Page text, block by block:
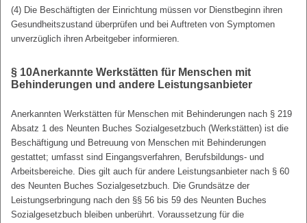
(4) Die Beschäftigten der Einrichtung müssen vor Dienstbeginn ihren
Gesundheitszustand überprüfen und bei Auftreten von Symptomen
unverzüglich ihren Arbeitgeber informieren.
§ 10Anerkannte Werkstätten für Menschen mit
Behinderungen und andere Leistungsanbieter
Anerkannten Werkstätten für Menschen mit Behinderungen nach § 219
Absatz 1 des Neunten Buches Sozialgesetzbuch (Werkstätten) ist die
Beschäftigung und Betreuung von Menschen mit Behinderungen
gestattet; umfasst sind Eingangsverfahren, Berufsbildungs- und
Arbeitsbereiche. Dies gilt auch für andere Leistungsanbieter nach § 60
des Neunten Buches Sozialgesetzbuch. Die Grundsätze der
Leistungserbringung nach den §§ 56 bis 59 des Neunten Buches
Sozialgesetzbuch bleiben unberührt. Voraussetzung für die